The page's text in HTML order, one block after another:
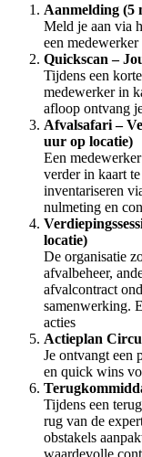
Aanmelding (5
Meld je aan via
een
Quickscan –
Tijdens een
medewerker in
afloop ontvang
Afvalsafari –
uur op locatie)
Een
verder in kaart
inventariseren
nulmeting en
locatie)
De organisatie
afvalbeheer,
afvalcontract
samenwerking.
acties
Actieplan
Je ontvangt een
en quick wins
Tijdens een
rug van de
obstakels
waardevolle